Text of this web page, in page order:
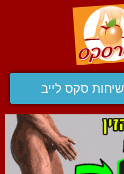
שיחות סקס לייב